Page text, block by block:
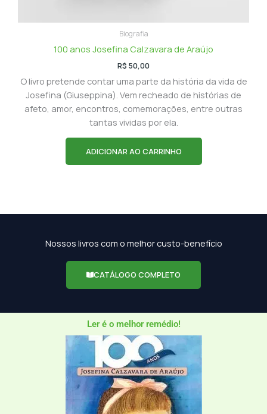
Biografia
100 anos Josefina Calzavara de Araújo
R$ 50,00
O livro pretende contar uma parte da história da vida de
Josefina (Giuseppina). Vem recheado de histórias de
afeto, amor, encontros, comemorações, entre outras
tantas vividas por ela.
ADICIONAR AO CARRINHO
Nossos livros com o melhor custo-benefício
CATÁLOGO COMPLETO
Ler é o melhor remédio!